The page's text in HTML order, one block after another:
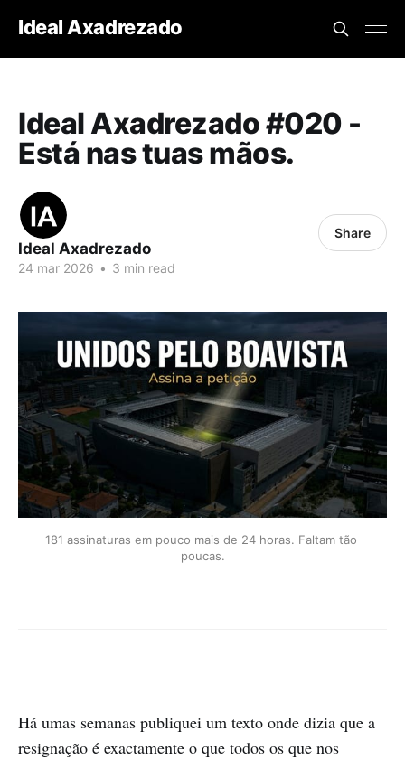
Ideal Axadrezado
Ideal Axadrezado #020 -
Está nas tuas mãos.
Ideal Axadrezado
24 mar 2026 • 3 min read
Share
181 assinaturas em pouco mais de 24 horas. Faltam tão
poucas.
Há umas semanas publiquei um texto onde dizia que a
resignação é exactamente o que todos os que nos